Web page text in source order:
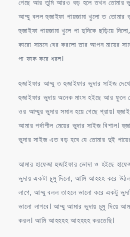
গেছে আর তুমি আরও বড় হলে তখন তোমার
আম্মু বলল হুজাইফা পায়জামা খুলো ত তোমার
হুজাইফা পায়জামা খুলে পা দুদিকে ছড়িয়ে
কারো সামনে বের করলো তার আপন মায়ের
পা ফাক করে ধরল।
হুজাইফার আম্মু ত হুজাইফার ভুদার সাইজ
হুজাইফার ভুদায় অনেক মাংস হইছে আর ফুলে
ওর আম্মুর ভুদার সমান হয়ে গেছে প্রায়।
আমার পর্দাশীল মেয়ের ভুদার সাইজ বিশাল।
ভুদার সাইজ এত বড় হবে যে তোমার দুই পায়ের
আমার হাফেজা হুজাইফার ভোদা ও হইছে
ভুদায় একটা চুমু দিলো, আমি আহহহ করে
লাগে, আম্মু বলল তাহলে ভালো করে একটু
ভালো লাগবে। আম্মু আমার ভুদায় চুমু দিয়ে
করল। আমি আহহহহ আহহহহ করতেছি।